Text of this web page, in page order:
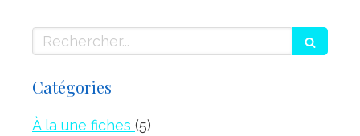
Rechercher
Catégories
À la une fiches (5)